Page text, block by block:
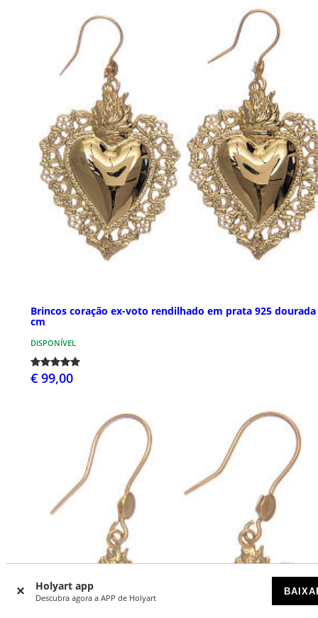
Holyart app
Descubra agora a APP de Holyart
Brincos coração ex-voto rendilhado em prata 925 dourada
cm
DISPONÍVEL
€ 99,00